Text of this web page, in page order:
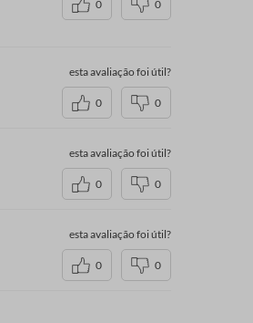
0 0
esta avaliação foi útil?
0 0
esta avaliação foi útil?
0 0
esta avaliação foi útil?
0 0